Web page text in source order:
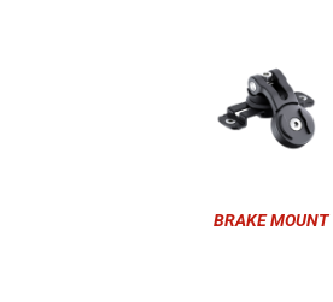
BRAKE MOUNT